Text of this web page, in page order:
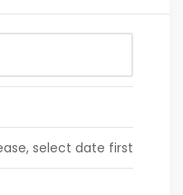
select date first